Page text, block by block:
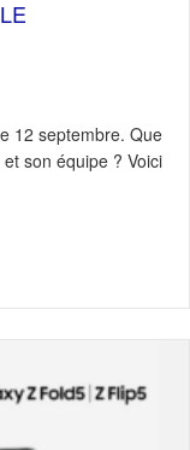
12 septembre. Que
son équipe ? Voici
génération est là